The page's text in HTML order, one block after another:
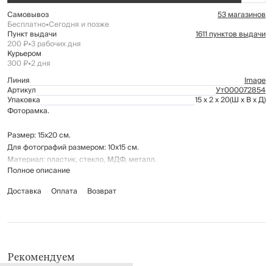
Самовывоз 53 магазинов
Бесплатно•Сегодня и позже
Пункт выдачи 1611 пунктов выдачи
200 ₽•3 рабочих дня
Курьером
300 ₽•2 дня
Линия
Image
Артикул Ут000072854
Упаковка 15 x 2 x 20(Ш x В x Д)
Фоторамка.
Размер: 15х20 см.
Для фотографий размером: 10х15 см.
Материал: пластик, стекло, МДФ, металл.
Беречь от механических повреждений.
Полное описание
Доставка
Оплата Возврат
Рекомендуем